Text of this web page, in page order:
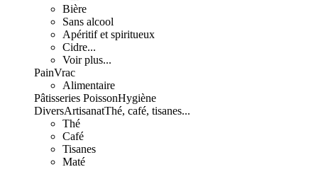
Bière
Sans alcool
Apéritif et spiritueux
Cidre...
Voir plus...
PainVrac
Alimentaire
Pâtisseries PoissonHygiène
DiversArtisanatThé, café, tisanes...
Thé
Café
Tisanes
Maté